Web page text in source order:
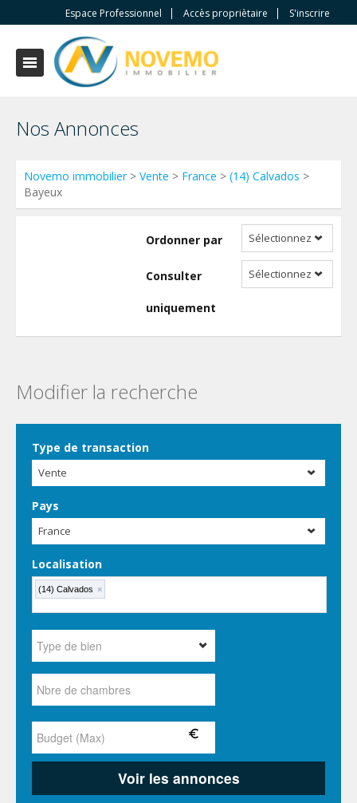
Espace Professionnel Accès propriètaire S'inscrire
Nos Annonces
Novemo immobilier> Vente > France > (14) Calvados >
Bayeux
Ordonner par Sélectionnez
Consulter
uniquement
Sélectionnez
Modifier la recherche
Type de transaction
Vente
Pays
France
Localisation
(14) Calvados ×